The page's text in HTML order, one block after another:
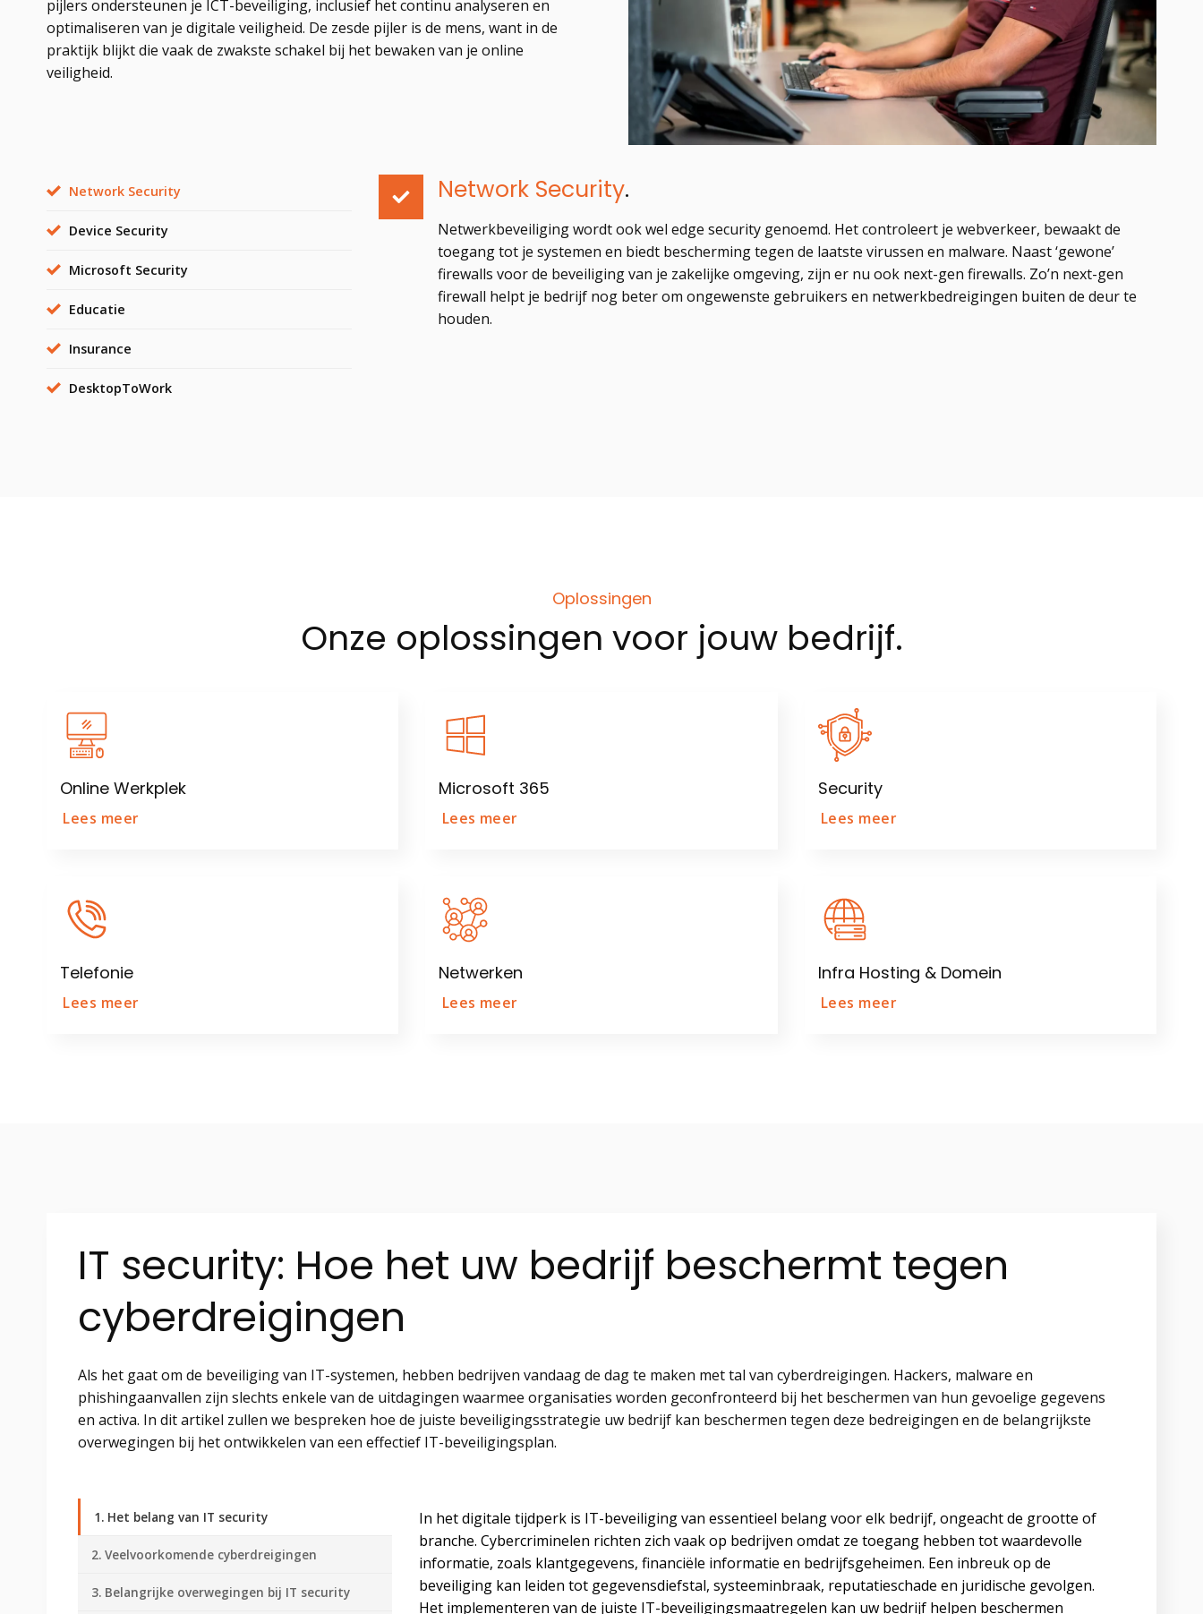
pijlers ondersteunen je ICT-beveiliging, inclusief het continu analyseren en
optimaliseren van je digitale veiligheid. De zesde pijler is de mens, want in de
praktijk blijkt die vaak de zwakste schakel bij het bewaken van je online
veiligheid.
Network Security
Device Security
Microsoft Security
Educatie
Insurance
DesktopToWork
Network Security.
Netwerkbeveiliging wordt ook wel edge security genoemd. Het controleert je webverkeer, bewaakt de
toegang tot je systemen en biedt bescherming tegen de laatste virussen en malware. Naast ‘gewone’
firewalls voor de beveiliging van je zakelijke omgeving, zijn er nu ook next-gen firewalls. Zo’n next-gen
firewall helpt je bedrijf nog beter om ongewenste gebruikers en netwerkbedreigingen buiten de deur te
houden.
Oplossingen
Onze oplossingen voor jouw bedrijf.
Online Werkplek
Lees meer
Microsoft 365
Lees meer
Security
Lees meer
Telefonie
Lees meer
Netwerken
Lees meer
Infra Hosting & Domein
Lees meer
IT security: Hoe het uw bedrijf beschermt tegen
cyberdreigingen
Als het gaat om de beveiliging van IT-systemen, hebben bedrijven vandaag de dag te maken met tal van cyberdreigingen. Hackers, malware en
phishingaanvallen zijn slechts enkele van de uitdagingen waarmee organisaties worden geconfronteerd bij het beschermen van hun gevoelige gegevens
en activa. In dit artikel zullen we bespreken hoe de juiste beveiligingsstrategie uw bedrijf kan beschermen tegen deze bedreigingen en de belangrijkste
overwegingen bij het ontwikkelen van een effectief IT-beveiligingsplan.
1. Het belang van IT security
2. Veelvoorkomende cyberdreigingen
3. Belangrijke overwegingen bij IT security
In het digitale tijdperk is IT-beveiliging van essentieel belang voor elk bedrijf, ongeacht de grootte of
branche. Cybercriminelen richten zich vaak op bedrijven omdat ze toegang hebben tot waardevolle
informatie, zoals klantgegevens, financiële informatie en bedrijfsgeheimen. Een inbreuk op de
beveiliging kan leiden tot gegevensdiefstal, systeeminbraak, reputatieschade en juridische gevolgen.
Het implementeren van de juiste IT-beveiligingsmaatregelen kan uw bedrijf helpen beschermen